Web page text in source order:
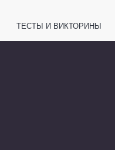
ТЕСТЫ И ВИКТОРИНЫ